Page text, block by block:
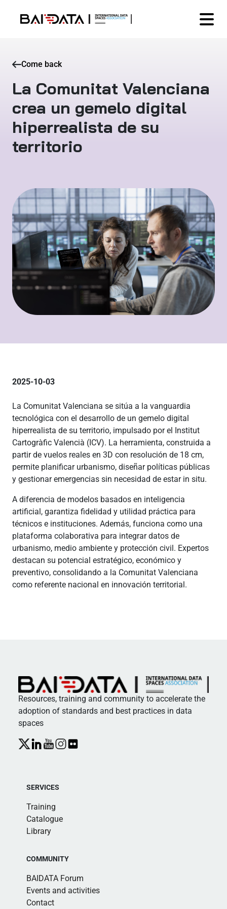
Come back
La Comunitat Valenciana
crea un gemelo digital
hiperrealista de su
territorio
2025-10-03
La Comunitat Valenciana se sitúa a la vanguardia
tecnológica con el desarrollo de un gemelo digital
hiperrealista de su territorio, impulsado por el Institut
Cartogràfic Valencià (ICV). La herramienta, construida a
partir de vuelos reales en 3D con resolución de 18 cm,
permite planificar urbanismo, diseñar políticas públicas
y gestionar emergencias sin necesidad de estar in situ.
A diferencia de modelos basados en inteligencia
artificial, garantiza fidelidad y utilidad práctica para
técnicos e instituciones. Además, funciona como una
plataforma colaborativa para integrar datos de
urbanismo, medio ambiente y protección civil. Expertos
destacan su potencial estratégico, económico y
preventivo, consolidando a la Comunitat Valenciana
como referente nacional en innovación territorial.
Resources, training and community to accelerate the
adoption of standards and best practices in data
spaces
SERVICES
Training
Catalogue
Library
COMMUNITY
BAIDATA Forum
Events and activities
Contact